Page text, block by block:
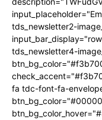
tds_newsletter2-
tds_newsletter4-
fa tdc-font-fa-